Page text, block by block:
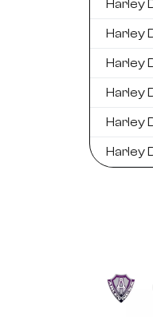
Harley
Harley
Harley
Harley
Harley
Harley